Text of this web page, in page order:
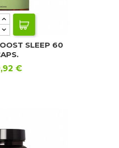
SLEEP 60
€